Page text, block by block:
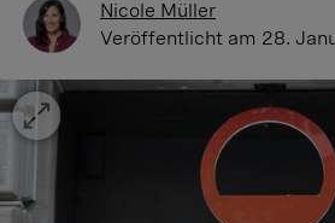
Nicole Müller
Veröffentlicht am 28.